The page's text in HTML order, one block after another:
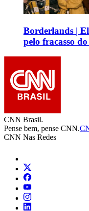
Borderlands |
pelo fracasso
CNN Brasil.
Pense bem, pense CNN.
CNN Nas Redes